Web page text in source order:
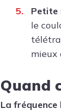
Petite
le
mieux
Quand
La